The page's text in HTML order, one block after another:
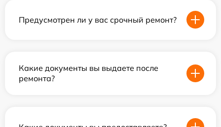
Предусмотрен ли у вас срочный ремонт?
Какие документы вы выдаете после
ремонта?